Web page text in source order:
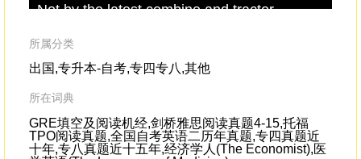
Not by the latest combine and tractor
but by fresh water;
所属分类
出国,专升本-自考,专四专八,其他
所在词典
GRE填空及阅读机经,剑桥雅思阅读真题4-15,托福
TPO阅读真题,全国自考英语二历年真题,专四真题近
十年,专八真题近十五年,经济学人(The Economist),医